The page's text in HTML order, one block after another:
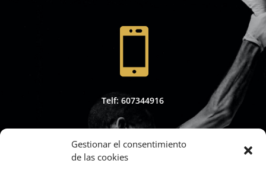
Gestionar el consentimiento
de las cookies

Telf: 607344916